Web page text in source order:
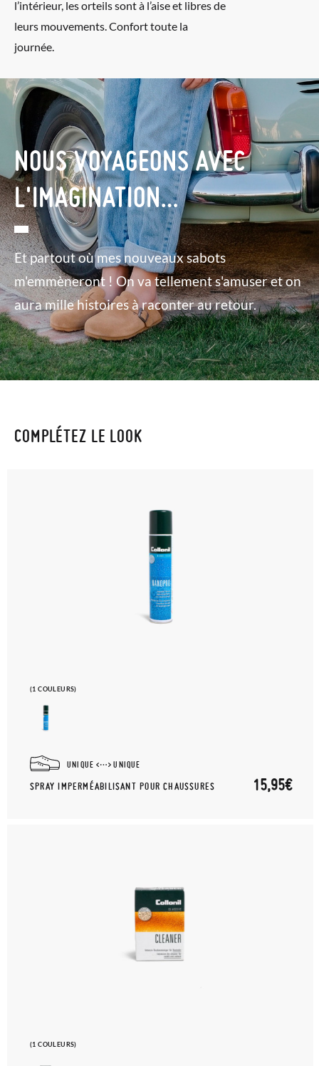
l’intérieur, les orteils sont à l’aise et libres de
leurs mouvements. Confort toute la
journée.
NOUS VOYAGEONS AVEC
L'IMAGINATION…
Et partout où mes nouveaux sabots
m'emmèneront ! On va tellement s'amuser et on
aura mille histoires à raconter au retour.
COMPLÉTEZ LE LOOK
(1 COULEURS)
UNIQUE UNIQUE
SPRAY IMPERMÉABILISANT POUR CHAUSSURES 15,95€
(1 COULEURS)